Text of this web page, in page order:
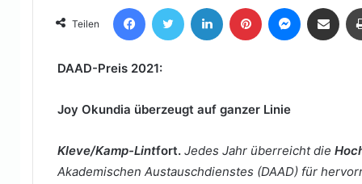
eine
E-
Teilen
FacebookTwitter LinkedIn Pinterest Messenger
Teile per E-Mail
DAAD-Preis 2021:
Joy Okundia überzeugt auf ganzer Linie
Kleve/Kamp-Lintfort. Jedes Jahr überreicht die
Akademischen Austauschdienstes (DAAD) für